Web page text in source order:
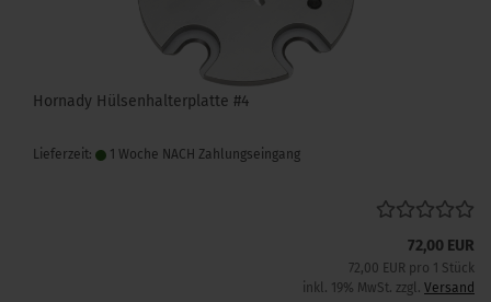
Hornady Hülsenhalterplatte #4
Lieferzeit: 1 Woche NACH Zahlungseingang
72,00 EUR
72,00 EUR pro 1 Stück
inkl. 19% MwSt. zzgl. Versand